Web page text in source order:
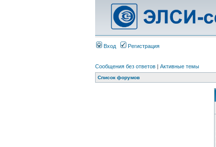
Вход Регистрация
Сообщения без ответов | Активные темы
Список форумов